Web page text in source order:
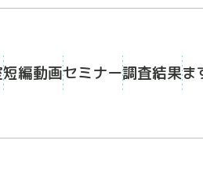
短編動画セミナー調査結果ま